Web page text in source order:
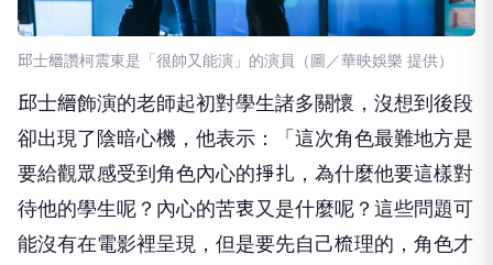
邱士縉讚柯震東是「很帥又能演」的演員（圖／華映娛樂 提供）
邱士縉飾演的老師起初對學生諸多關懷，沒想到後段
卻出現了陰暗心機，他表示：「這次角色最難地方是
要給觀眾感受到角色內心的掙扎，為什麼他要這樣對
待他的學生呢？內心的苦衷又是什麼呢？這些問題可
能沒有在電影裡呈現，但是要先自己梳理的，角色才